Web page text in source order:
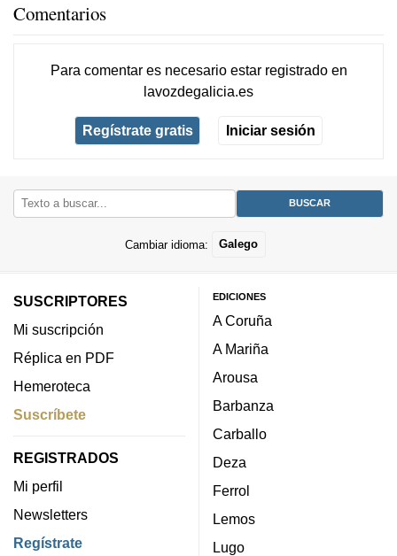
Comentarios
Para comentar es necesario estar registradoen
lavozdegalicia.es
Regístrate gratis Iniciar sesión
Cambiar idioma: Galego
SUSCRIPTORES
Mi suscripción
Réplica en PDF
Hemeroteca
Suscríbete
REGISTRADOS
Mi perfil
Newsletters
Regístrate
EDICIONES
A Coruña
A Mariña
Arousa
Barbanza
Carballo
Deza
Ferrol
Lemos
Lugo